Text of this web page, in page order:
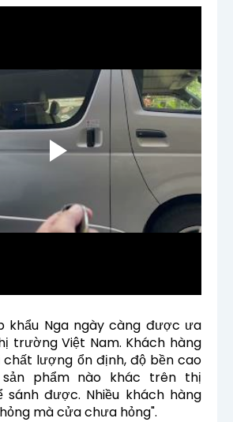
khẩu Nga ngày càng được ưa
trường Việt Nam. Khách hàng
chất lượng ổn định, độ bền cao
phẩm nào khác trên thị
được. Nhiều khách hàng
mà cửa chưa hỏng".